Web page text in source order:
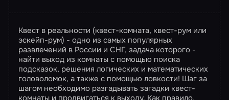
Квест в реальности (квест-комната, квест-рум или
эскейп-рум) - одно из самых популярных
развлечений в России и СНГ, задача которого -
найти выход из комнаты с помощью поиска
подсказок, решения логических и математических
головоломок, а также с помощью ловкости! Шаг за
шагом необходимо разгадывать загадки квест-